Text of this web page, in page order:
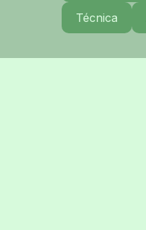
Técnica